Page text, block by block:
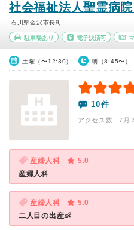
社会福祉法人聖霊病
石川県金沢市長町
駐車場あり 電子決済可
土曜（〜12:30） 朝（8:45〜）
10件
アクセス数 7月:
産婦人科
5.0
産婦人科
産婦人科
5.0
二人目の出産👶